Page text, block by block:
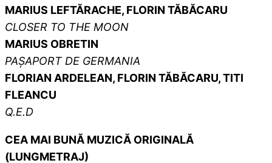
MARIUS LEFTĂRACHE, FLORIN TĂBĂCARU
CLOSER TO THE MOON
MARIUS OBRETIN
PAȘAPORT DE GERMANIA
FLORIAN ARDELEAN, FLORIN TĂBĂCARU, TITI
FLEANCU
Q.E.D
CEA MAI BUNĂ MUZICĂ ORIGINALĂ
(LUNGMETRAJ)